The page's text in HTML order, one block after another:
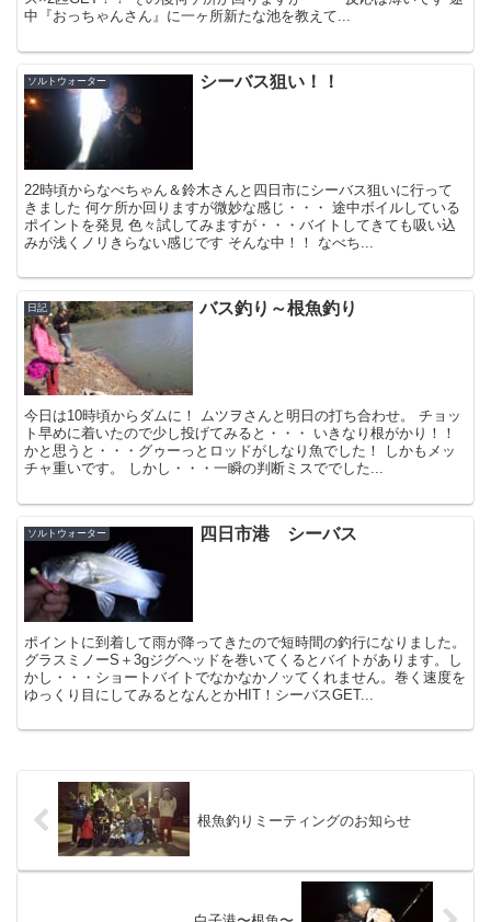
中『おっちゃんさん』に一ヶ所新たな池を教えて...
ソルトウォーター シーバス狙い！！
22時頃からなべちゃん＆鈴木さんと四日市にシーバス狙いに行って
きました 何ケ所か回りますが微妙な感じ・・・ 途中ボイルしている
ポイントを発見 色々試してみますが・・・バイトしてきても吸い込
みが浅くノリきらない感じです そんな中！！ なべち...
日記 バス釣り～根魚釣り
今日は10時頃からダムに！ ムツヲさんと明日の打ち合わせ。 チョッ
ト早めに着いたので少し投げてみると・・・ いきなり根がかり！！
かと思うと・・・グゥーっとロッドがしなり魚でした！ しかもメッ
チャ重いです。 しかし・・・一瞬の判断ミスででした...
ソルトウォーター 四日市港 シーバス
ポイントに到着して雨が降ってきたので短時間の釣行になりました。
グラスミノーS＋3gジグヘッドを巻いてくるとバイトがあります。し
かし・・・ショートバイトでなかなかノッてくれません。巻く速度を
ゆっくり目にしてみるとなんとかHIT！シーバスGET...
根魚釣りミーティングのお知らせ